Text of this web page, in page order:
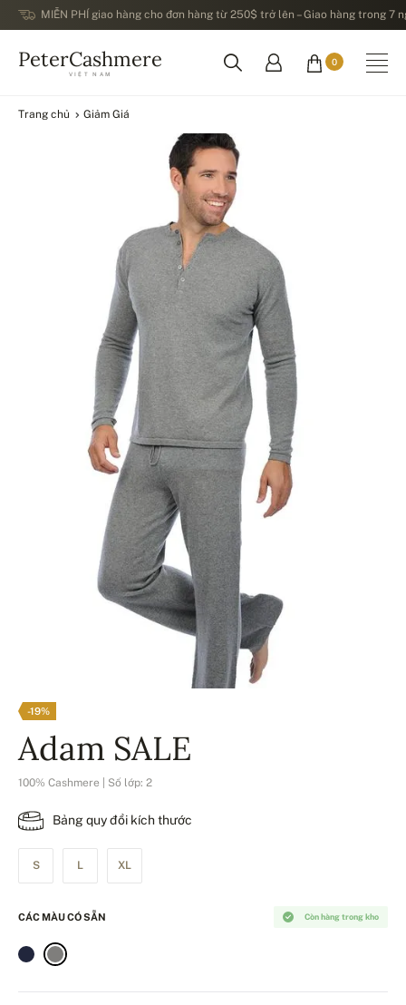
MIỄN PHÍ giao hàng cho đơn hàng từ 250$ trở lên – Giao hàng trong 7
PeterCashmere
VIỆT NAM
0
Trang chủ Giảm Giá
-19%
Adam SALE
100% Cashmere | Số lớp: 2
Bảng quy đổi kích thước
S L XL
Còn hàng trong kho
CÁC MÀU CÓ SẴN